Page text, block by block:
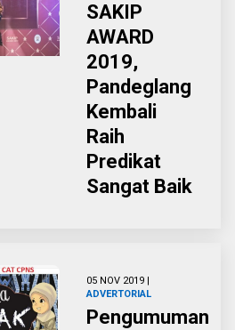
SAKIP
AWARD
2019,
Pandeglang
Kembali
Raih
Predikat
Sangat Baik
05 NOV 2019 |
ADVERTORIAL
Pengumuman